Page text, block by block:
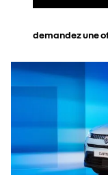
demandez une